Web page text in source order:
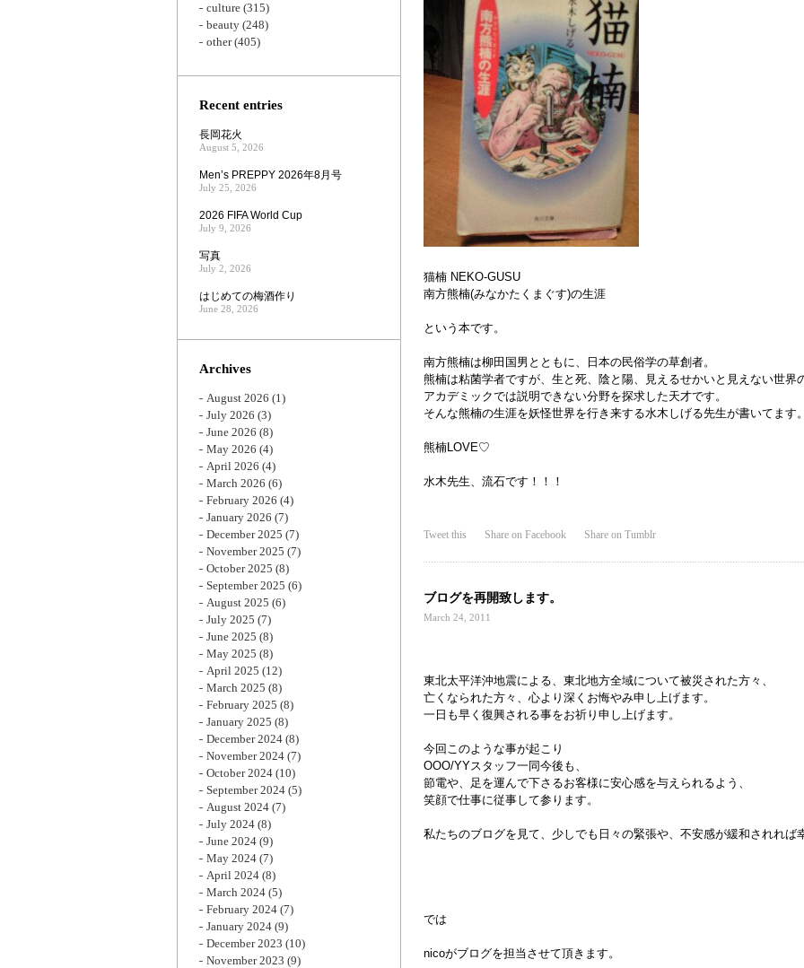
猫楠 NEKO-GUSU
南方熊楠(みなかたくまぐす)の生涯
という本です。
南方熊楠は柳田国男とともに、日本の民俗学の草創者。
熊楠は粘菌学者ですが、生と死、陰と陽、見えるせかいと見えない世界
アカデミックでは説明できない分野を探求した天才です。
そんな熊楠の生涯を妖怪世界を行き来する水木しげる先生が書いてます。
熊楠LOVE♡
水木先生、流石です！！！
Tweet this Share on Facebook Share on Tumblr
ブログを再開致します。
March 24, 2011
東北太平洋沖地震による、東北地方全域について被災された方々、
亡くなられた方々、心より深くお悔やみ申し上げます。
一日も早く復興される事をお祈り申し上げます。
今回このような事が起こり
OOO/YYスタッフ一同今後も、
節電や、足を運んで下さるお客様に安心感を与えられるよう、
笑顔で仕事に従事して参ります。
私たちのブログを見て、少しでも日々の緊張や、不安感が緩和されれば
では
nicoがブログを担当させて頂きます。
culture (315)
beauty (248)
other(405)
Recent entries
長岡花火
August 5, 2026
Men’s PREPPY 2026年8月号
July 25, 2026
2026 FIFA World Cup
July 9, 2026
写真
July 2, 2026
はじめての梅酒作り
June 28, 2026
Archives
August 2026 (1)
July 2026 (3)
June 2026 (8)
May 2026 (4)
April 2026 (4)
March 2026 (6)
February 2026 (4)
January 2026 (7)
December 2025 (7)
November 2025 (7)
October 2025 (8)
September 2025 (6)
August 2025 (6)
July 2025 (7)
June 2025 (8)
May 2025 (8)
April 2025 (12)
March 2025 (8)
February 2025 (8)
January 2025 (8)
December 2024 (8)
November 2024 (7)
October 2024 (10)
September 2024 (5)
August 2024 (7)
July 2024 (8)
June 2024 (9)
May 2024 (7)
April 2024 (8)
March 2024 (5)
February 2024 (7)
January 2024 (9)
December 2023 (10)
November 2023 (9)